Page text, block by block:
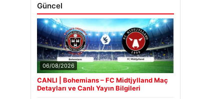
Güncel
06/08/2026
CANLI | Bohemians – FC Midtjylland Maç
Detayları ve Canlı Yayın Bilgileri